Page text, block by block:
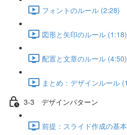
フォントのルール (2:28)
図形と矢印のルール (1:18)
配置と文章のルール (4:50)
まとめ：デザインルール
3-3 デザインパターン
前提：スライド作成の基